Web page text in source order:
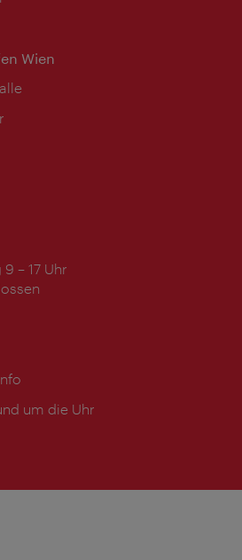
Wien
– 17 Uhr
um die Uhr